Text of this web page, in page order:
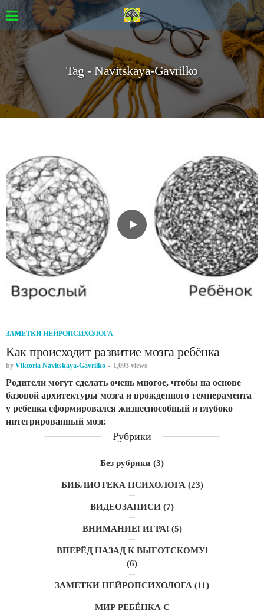
Tag - Navitskaya-Gavrilko
ЗАМЕТКИ НЕЙРОПСИХОЛОГА
Как происходит развитие мозга ребёнка
by Viktoria Navitskaya-Gavrilko 1,093 views
Родители могут сделать очень многое, чтобы на основе
базовой архитектуры мозга и врожденного темперамента
у ребенка сформировался жизнеспособный и глубоко
интегрированный мозг.
Рубрики
Без рубрики (3)
БИБЛИОТЕКА ПСИХОЛОГА(23)
ВИДЕОЗАПИСИ (7)
ВНИМАНИЕ! ИГРА! (5)
ВПЕРЁД НАЗАД К ВЫГОТСКОМУ!
(6)
ЗАМЕТКИ НЕЙРОПСИХОЛОГА (11)
МИР РЕБЁНКА С